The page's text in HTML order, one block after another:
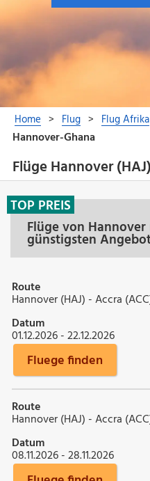
Flüge Hannover
Flüge von
günstigsten
TOP PREIS
Route
Hannover (HAJ) - Accra
Datum
01.12.2026 - 22.12.2026
Fluege finden
Route
Hannover (HAJ) - Accra
Datum
08.11.2026 - 28.11.2026